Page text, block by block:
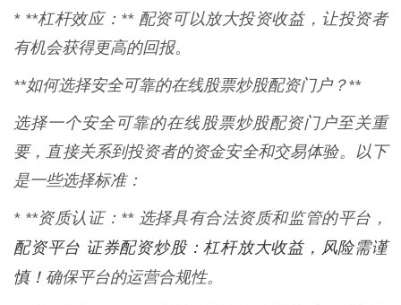
* **杠杆效应：** 配资可以放大投资收益，让投资者
有机会获得更高的回报。
**如何选择安全可靠的在线股票炒股配资门户？**
选择一个安全可靠的在线股票炒股配资门户至关重
要，直接关系到投资者的资金安全和交易体验。以下
是一些选择标准：
* **资质认证：** 选择具有合法资质和监管的平台，
配资平台 证券配资炒股：杠杆放大收益，风险需谨
慎！ 确保平台的运营合规性。